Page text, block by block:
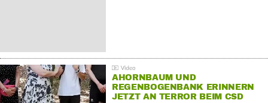
AHORNBAUM UND
REGENBOGENBANK ERINNERN
JETZT AN TERROR BEIM CSD